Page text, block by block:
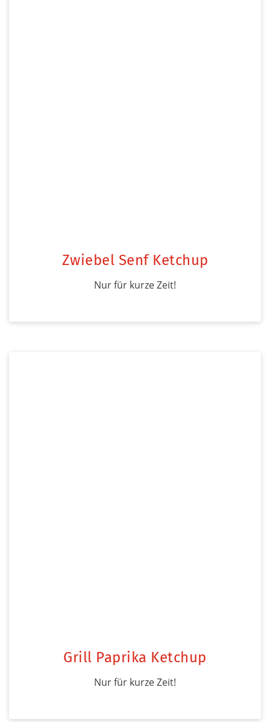
Zwiebel Senf Ketchup
Nur für kurze Zeit!
Grill Paprika Ketchup
Nur für kurze Zeit!